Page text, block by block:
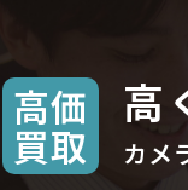
高価
買取
高
カメ